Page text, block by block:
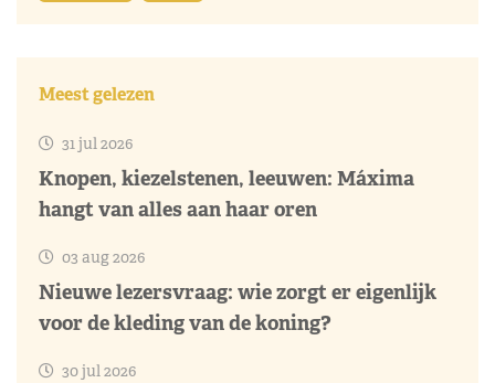
Meest gelezen
31 jul 2026
Knopen, kiezelstenen, leeuwen: Máxima
hangt van alles aan haar oren
03 aug 2026
Nieuwe lezersvraag: wie zorgt er eigenlijk
voor de kleding van de koning?
30 jul 2026